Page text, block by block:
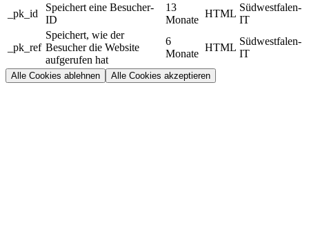
_pk_id
Speichert eine Besucher-
ID
13
Monate
HTML
Südwestfalen-
IT
_pk_ref
Speichert, wie der
Besucher die Website
aufgerufen hat
6
Monate
HTML
Südwestfalen-
IT
Alle Cookies ablehnen Alle Cookies akzeptieren